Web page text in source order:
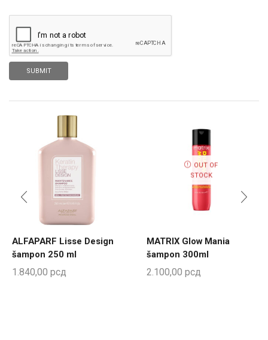
ALFAPARF Lisse Design
šampon 250 ml
1.840,00 рсд
OUT OF
STOCK
MATRIX Glow Mania
šampon 300ml
2.100,00 рсд